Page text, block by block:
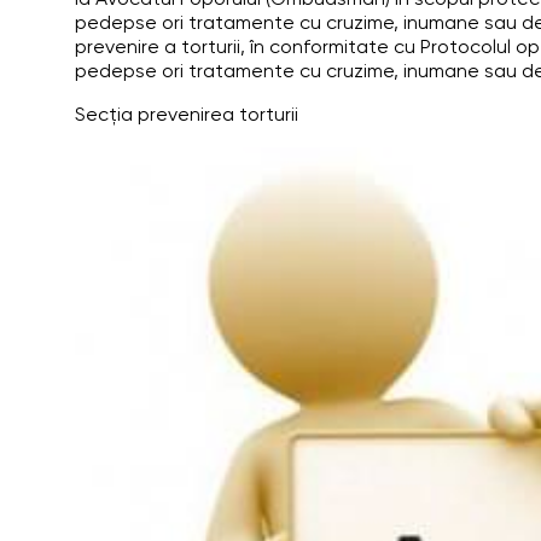
pedepse ori tratamente cu cruzime, inumane sau
prevenire a torturii, în conformitate cu Protocolul
pedepse ori tratamente cu cruzime, inumane sau
Secția prevenirea torturii